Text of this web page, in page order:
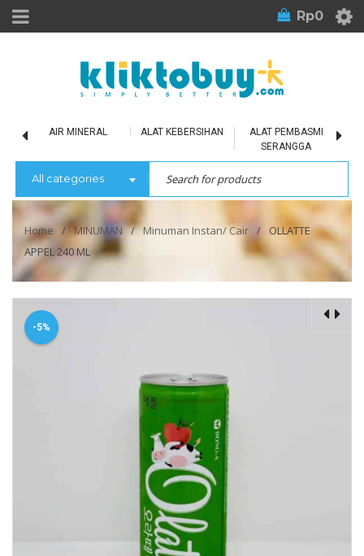
Rp0
AIR MINERAL ALAT KEBERSIHAN
ALAT PEMBASMI
SERANGGA
All categories
Home / MINUMAN / Minuman Instan/ Cair /
OLLATTE
APPEL 240 ML
-5%